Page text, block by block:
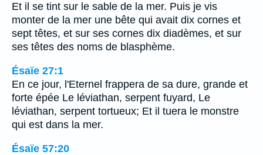
Et il se tint sur le sable de la mer. Puis je vis
monter de la mer une bête qui avait dix cornes et
sept têtes, et sur ses cornes dix diadèmes, et sur
ses têtes des noms de blasphème.
Ésaïe 27:1
En ce jour, l'Eternel frappera de sa dure, grande et
forte épée Le léviathan, serpent fuyard, Le
léviathan, serpent tortueux; Et il tuera le monstre
qui est dans la mer.
Ésaïe 57:20